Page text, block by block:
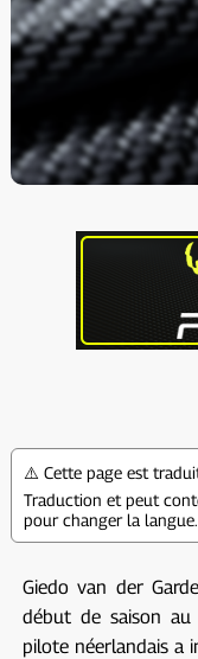
⚠️ Cette page est
Traduction et peut
pour changer la langue.
Giedo van der
début de saison
pilote néerlandais a